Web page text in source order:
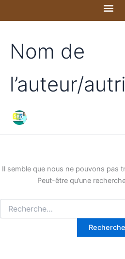
Nom de
l’auteur/
Il semble que nous ne pouvons pas
Peut-être qu’une